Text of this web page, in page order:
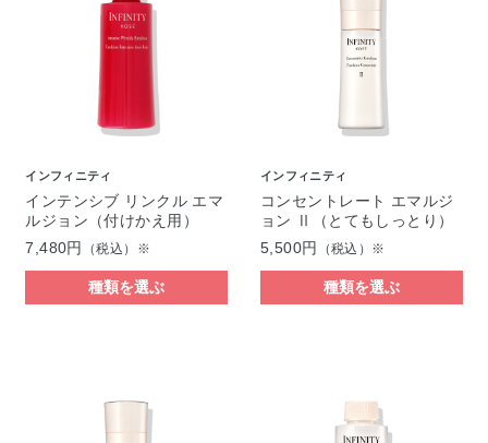
インフィニティ
インテンシブ リンクル エマ
ルジョン（付けかえ用）
7,480円
（税込）※
種類を選ぶ
インフィニティ
コンセントレート エマルジ
ョン Ⅱ（とてもしっとり）
5,500円
（税込）※
種類を選ぶ